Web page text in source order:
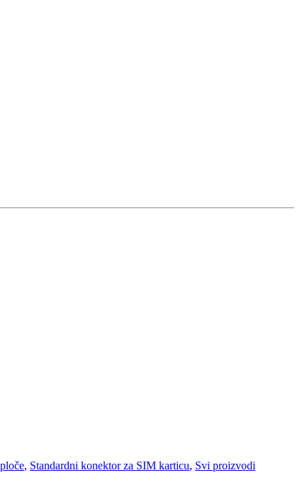
, Standardni konektor za SIM karticu, Svi proizvodi